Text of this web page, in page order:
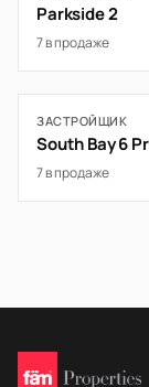
Parkside 2
7 в продаже
ЗАСТРОЙЩИК
South Bay 6
7 в продаже